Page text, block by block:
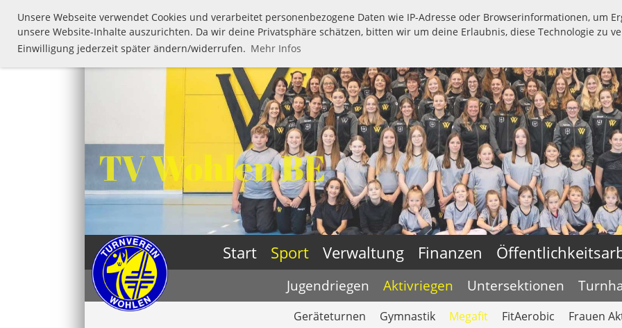
Unsere Webseite verwendet Cookies und verarbeitet personenbezogene Daten wie IP-Adresse oder Browserinformationen, um
unsere Website-Inhalte auszurichten. Da wir deine Privatsphäre schätzen, bitten wir um deine Erlaubnis, diese Technologie zu
Einwilligung jederzeit später ändern/widerrufen. Mehr Infos
TV Wohlen BE
Start Sport Verwaltung Finanzen
Jugendriegen Aktivriegen Untersektionen
Geräteturnen Gymnastik Megafit FitAerobic Frauen